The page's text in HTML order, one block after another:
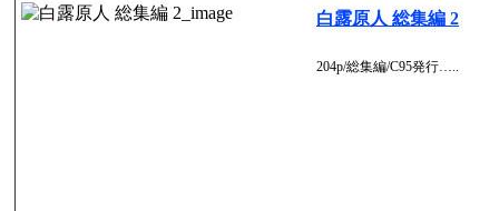
白露原人 総集編 2
204p/総集編/C95発行…..